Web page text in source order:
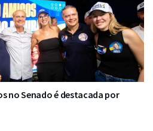
no Senado é destacada por